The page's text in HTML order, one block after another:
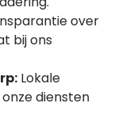
over
bij ons
Lokale
diensten